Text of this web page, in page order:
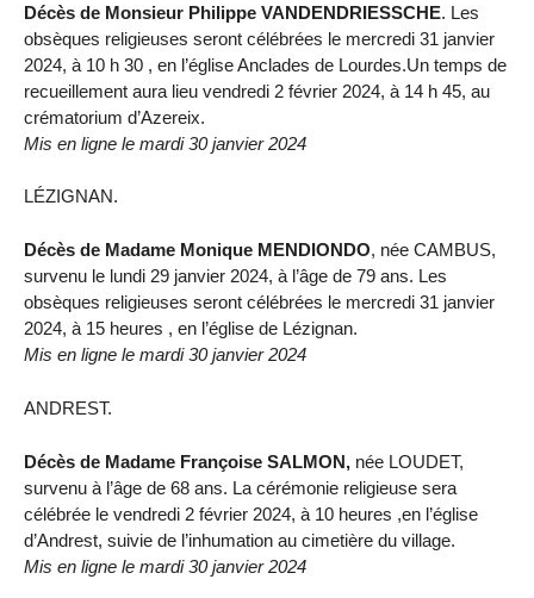
Décès de Monsieur Philippe VANDENDRIESSCHE. Les
obsèques religieuses seront célébrées le mercredi 31 janvier
2024, à 10 h 30 , en l’église Anclades de Lourdes.Un temps de
recueillement aura lieu vendredi 2 février 2024, à 14 h 45, au
crématorium d’Azereix.
Mis en ligne le mardi 30 janvier 2024
LÉZIGNAN.
Décès de Madame Monique MENDIONDO, née CAMBUS,
survenu le lundi 29 janvier 2024, à l’âge de 79 ans. Les
obsèques religieuses seront célébrées le mercredi 31 janvier
2024, à 15 heures , en l’église de Lézignan.
Mis en ligne le mardi 30 janvier 2024
ANDREST.
Décès de Madame Françoise SALMON, née LOUDET,
survenu à l’âge de 68 ans. La cérémonie religieuse sera
célébrée le vendredi 2 février 2024, à 10 heures ,en l’église
d’Andrest, suivie de l’inhumation au cimetière du village.
Mis en ligne le mardi 30 janvier 2024